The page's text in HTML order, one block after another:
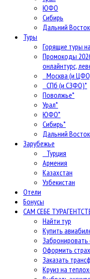
ЮФО
Сибирь
Дальний Восток
Туры
Горящие туры
Промокоды
онлайнтурс,
Москва (и
СПб (и СЗФО)*
Поволжье*
Урал*
ЮФО*
Сибирь*
Дальний
Зарубежье
Турция
Армения
Казахстан
Узбекистан
Отели
Бонусы
САМ СЕБЕ
Найти тур
Купить
Забронировать
Оформить
Заказать
Круиз на